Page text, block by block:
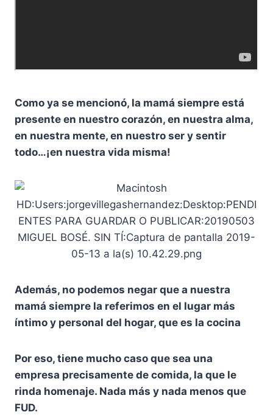
Como ya se mencionó, la mamá siempre está
presente en nuestro corazón, en nuestra alma,
en nuestra mente, en nuestro ser y sentir
todo…¡en nuestra vida misma!
Además, no podemos negar que a nuestra
mamá siempre la referimos en el lugar más
íntimo y personal del hogar, que es la cocina
Por eso, tiene mucho caso que sea una
empresa precisamente de comida, la que le
rinda homenaje. Nada más y nada menos que
FUD.